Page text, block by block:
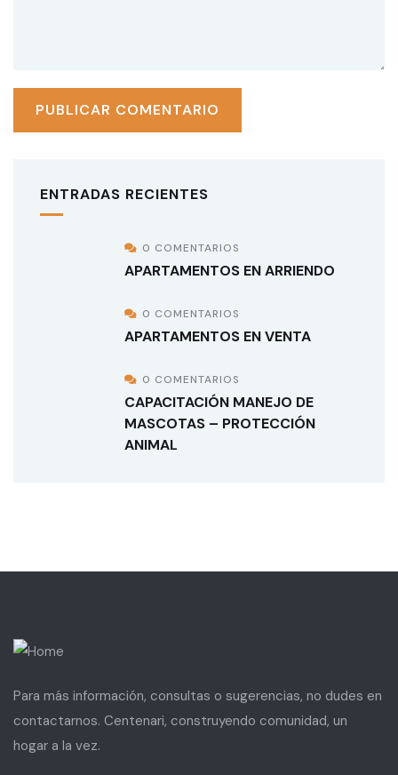
ENTRADAS RECIENTES
0 COMENTARIOS
APARTAMENTOS EN ARRIENDO
0 COMENTARIOS
APARTAMENTOS EN VENTA
0 COMENTARIOS
CAPACITACIÓN MANEJO DE
MASCOTAS – PROTECCIÓN
ANIMAL
Para más información, consultas o sugerencias, no dudes en
contactarnos. Centenari, construyendo comunidad, un
hogar a la vez.